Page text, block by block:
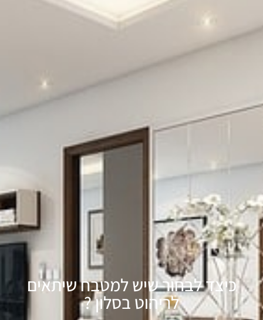
כיצד לבחור שיש למטבח שיתאים
לריהוט בסלון ?